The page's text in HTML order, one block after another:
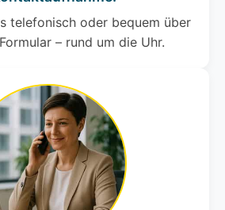
telefonisch oder bequem über
– rund um die Uhr.